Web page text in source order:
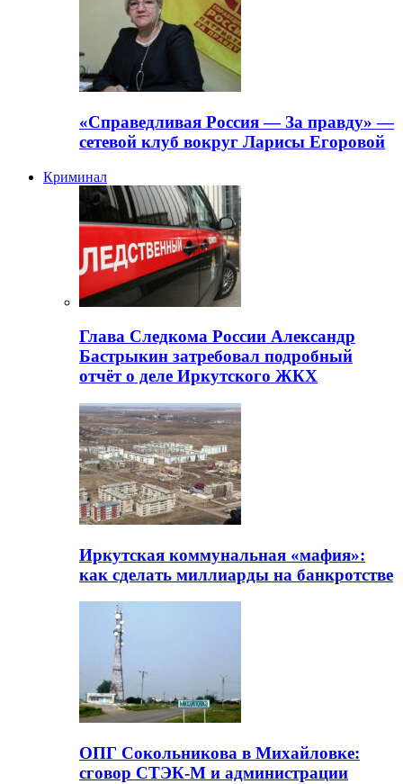
«Справедливая Россия — За правду» —
сетевой клуб вокруг Ларисы Егоровой
Криминал
Глава Следкома России Александр
Бастрыкин затребовал подробный
отчёт о деле Иркутского ЖКХ
Иркутская коммунальная «мафия»:
как сделать миллиарды на банкротстве
ОПГ Сокольникова в Михайловке:
сговор СТЭК-М и администрации